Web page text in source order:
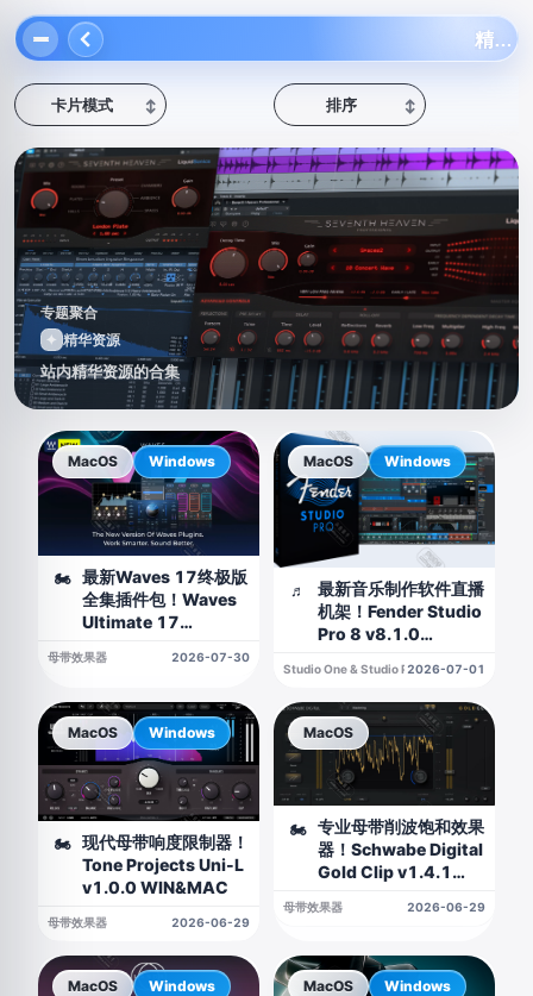
卡片模式 ↕ 排序 ↕
专题聚合
✦ 精华资源
站内精华资源的合集
🏍
最新Waves 17终极版
全集插件包！Waves
Ultimate 17
WIN&MAC（2026.07.26
母带效果器 2026-07-30
MacOS Windows
♬
最新音乐制作软件直播
机架！Fender Studio
Pro 8 v8.1.0
教程）
Studio One & Studio Pro2026-07-01
MacOS Windows
🏍
现代母带响度限制器！
Tone Projects Uni-L
v1.0.0 WIN&MAC
母带效果器 2026-06-29
MacOS Windows
🏍
专业母带削波饱和效果
器！Schwabe Digital
Gold Clip v1.4.1
母带效果器 2026-06-29
MacOS
MacOS Windows MacOS Windows
精华资源